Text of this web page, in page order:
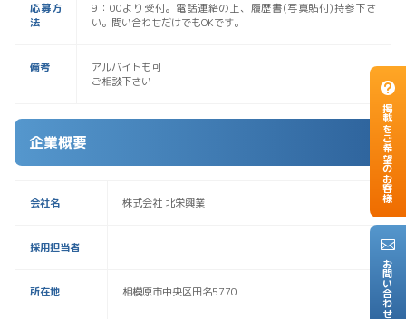
掲載をご希望のお客様
お問い合わせ
応募方
法
9：00より受付。電話連絡の上、履歴書(写真貼付)持参下さ
い。問い合わせだけでもOKです。
備考
アルバイトも可
ご相談下さい
企業概要
会社名 株式会社 北栄興業
採用担当者
所在地 相模原市中央区田名5770